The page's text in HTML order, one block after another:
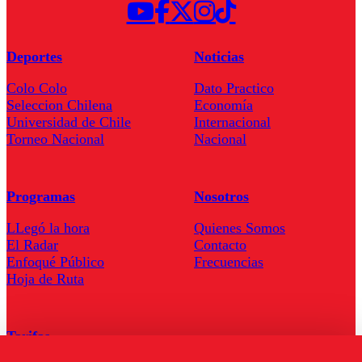
Deportes
Colo Colo
Seleccion Chilena
Universidad de Chile
Torneo Nacional
Noticias
Dato Practico
Economía
Internacional
Nacional
Programas
LLegó la hora
El Radar
Enfoqué Público
Hoja de Ruta
Nosotros
Quienes Somos
Contacto
Frecuencias
Tarifas